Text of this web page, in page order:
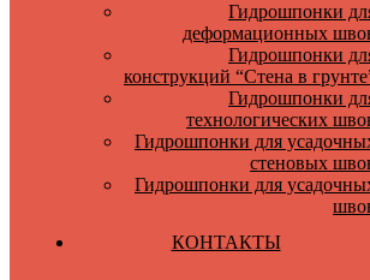
Гидрошпонки
деформационных
Гидрошпонки
конструкций “Стена в
Гидрошпонки
технологических
Гидрошпонки для
стеновых
Гидрошпонки для
КОНТАКТЫ